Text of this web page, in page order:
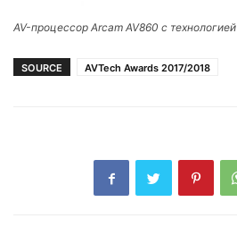
AV-процессор Arcam AV860 с
SOURCE AVTech Awards 2017/2018